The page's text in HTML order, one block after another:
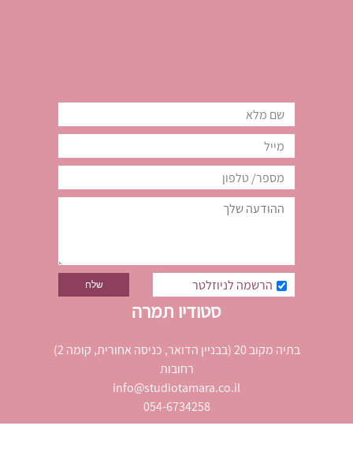
הרשמה לניוזלטר
סטודיו תמרה
בתיה מקוב 20 (בבניין הדואר, כניסה אחורית, קומה 2)
רחובות
info@studiotamara.co.il
054-6734258